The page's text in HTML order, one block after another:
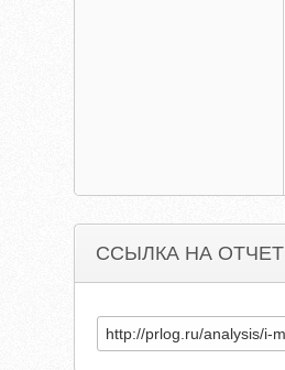
ССЫЛКА НА ОТЧЕТ